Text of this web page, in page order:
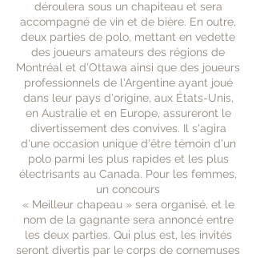
déroulera sous un chapiteau et sera
accompagné de vin et de bière. En outre,
deux parties de polo, mettant en vedette
des joueurs amateurs des régions de
Montréal et d'Ottawa ainsi que des joueurs
professionnels de l'Argentine ayant joué
dans leur pays d'origine, aux États-Unis,
en Australie et en Europe, assureront le
divertissement des convives. Il s'agira
d'une occasion unique d'être témoin d'un
polo parmi les plus rapides et les plus
électrisants au Canada. Pour les femmes,
un concours
« Meilleur chapeau » sera organisé, et le
nom de la gagnante sera annoncé entre
les deux parties. Qui plus est, les invités
seront divertis par le corps de cornemuses